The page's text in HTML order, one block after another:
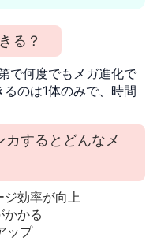
る？
で何度でもメガ進化で
のは1体のみで、時間
するとどんなメ
効率が向上
かかる
ップ